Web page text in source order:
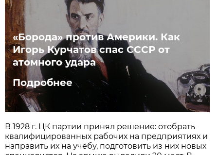
«Борода» против Америки. Как
Игорь Курчатов спас СССР от
атомного удара
Подробнее
В 1928 г. ЦК партии принял решение: отобрать
квалифицированных рабочих на предприятиях и
направить их на учёбу, подготовить из них новых